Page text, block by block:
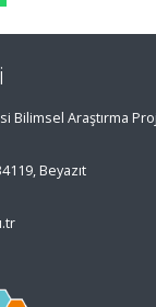
Bilimsel Araştırma
Beyazıt